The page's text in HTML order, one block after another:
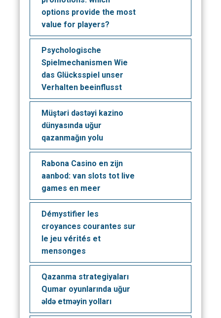
options provide the most
value for players?
Psychologische
Spielmechanismen Wie
das Glücksspiel unser
Verhalten beeinflusst
Müştəri dəstəyi kazino
dünyasında uğur
qazanmağın yolu
Rabona Casino en zijn
aanbod: van slots tot live
games en meer
Démystifier les
croyances courantes sur
le jeu vérités et
mensonges
Qazanma strategiyaları
Qumar oyunlarında uğur
əldə etməyin yolları